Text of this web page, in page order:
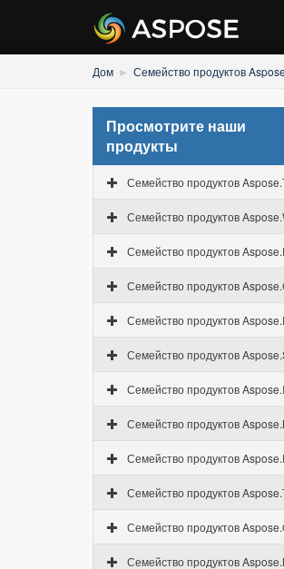
Дом Семейство продуктов
Просмотрите наши
продукты
Семейство продуктов
Семейство продуктов
Семейство продуктов
Семейство продуктов
Семейство продуктов
Семейство продуктов
Семейство продуктов
Семейство продуктов
Семейство продуктов
Семейство продуктов
Семейство продуктов
Семейство продуктов